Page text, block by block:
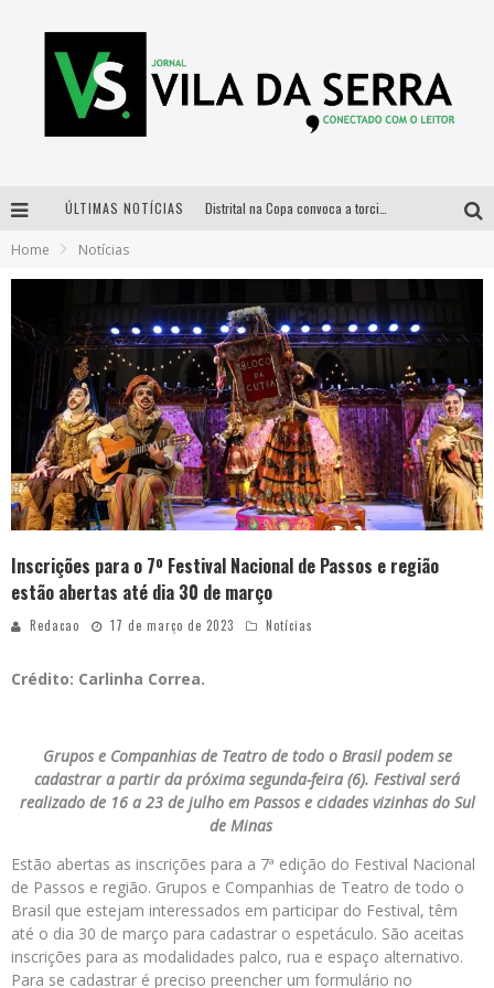
ÚLTIMAS NOTÍCIAS
Designer mineira lança jogo educativo sobre coleta seletiva na maior feira de jogos de tabuleiro da América Latina
Home Notícias
Inscrições para o 7º Festival Nacional de Passos e região
estão abertas até dia 30 de março
Redacao 17 de março de 2023 Notícias
Crédito: Carlinha Correa.
Grupos e Companhias de Teatro de todo o Brasil podem se
cadastrar a partir da próxima segunda-feira (6). Festival será
realizado de 16 a 23 de julho em Passos e cidades vizinhas do Sul
de Minas
Estão abertas as inscrições para a 7ª edição do Festival Nacional
de Passos e região. Grupos e Companhias de Teatro de todo o
Brasil que estejam interessados em participar do Festival, têm
até o dia 30 de março para cadastrar o espetáculo. São aceitas
inscrições para as modalidades palco, rua e espaço alternativo.
Para se cadastrar é preciso preencher um formulário no